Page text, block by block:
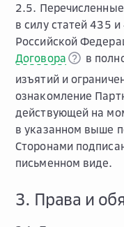
2.5.
в силу статей 435
Российской
Договора
в
изъятий и
ознакомление
действующей на
в указанном выше
Сторонами
письменном виде.
3. Права и